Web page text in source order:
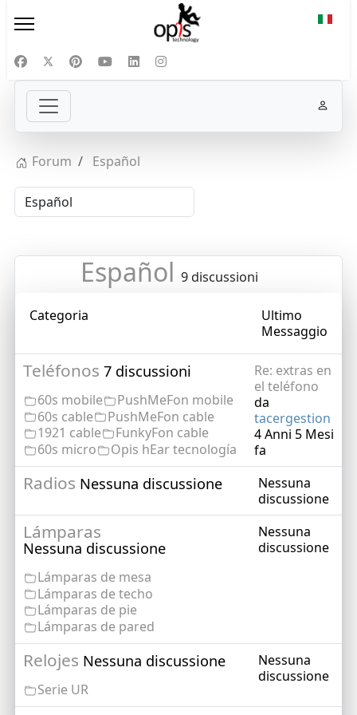
Forum Español
Español 9 discussioni
Categoria
Ultimo
Messaggio
Teléfonos 7 discussioni
60s mobile
PushMeFon mobile
60s cable
PushMeFon cable
1921 cable
FunkyFon cable
60s micro
Opis hEar tecnología
Re: extras en
el teléfono
da
tacergestion
4 Anni 5 Mesi
fa
Radios Nessuna discussione
Nessuna
discussione
Lámparas
Nessuna discussione
Lámparas de mesa
Lámparas de techo
Lámparas de pie
Lámparas de pared
Nessuna
discussione
Relojes Nessuna discussione
Serie UR
Nessuna
discussione